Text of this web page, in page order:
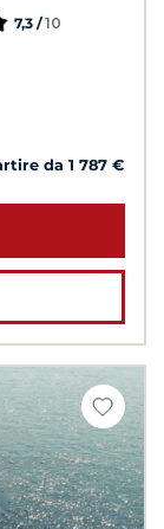
7,3 /10
da 1 787 €